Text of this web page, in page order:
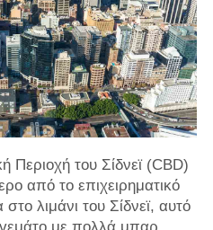
Περιοχή του Σίδνεϊ (CBD)
από το επιχειρηματικό
λιμάνι του Σίδνεϊ, αυτό